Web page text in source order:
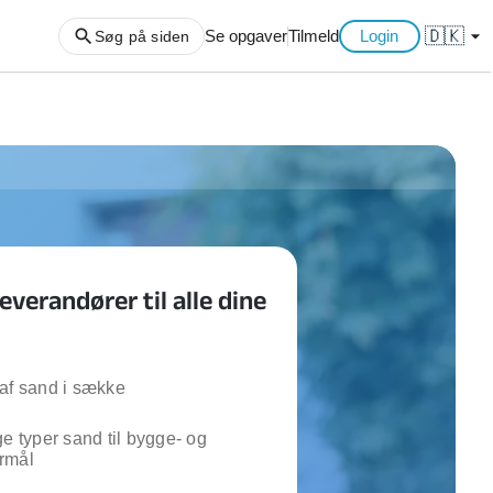
af storskrald
af køkken
af hjemme netværk
Søg på siden Se opgaverTilmeld Login 🇩🇰 arrow_drop_down
til alle dine
sand i sække
typer sand til bygge- og